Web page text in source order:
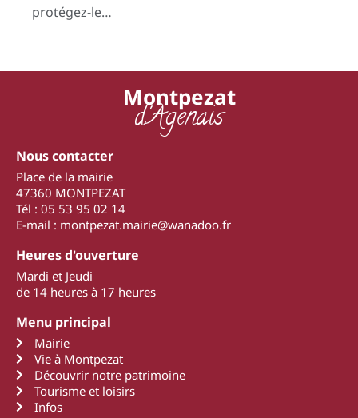
protégez-le…
Montpezat
d'Agenais
Nous contacter
Place de la mairie
47360 MONTPEZAT
Tél : 05 53 95 02 14
E-mail : montpezat.mairie@wanadoo.fr
Heures d'ouverture
Mardi et Jeudi
de 14 heures à 17 heures
Menu principal
Mairie
Vie à Montpezat
Découvrir notre patrimoine
Tourisme et loisirs
Infos